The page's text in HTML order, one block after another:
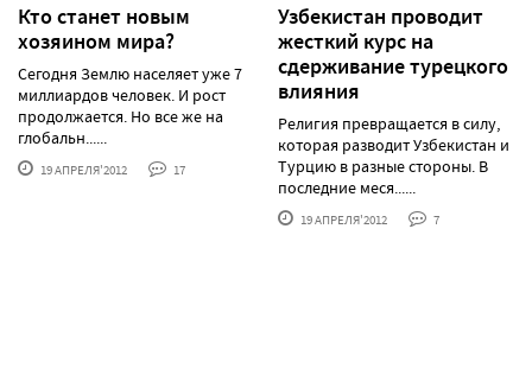
Кто станет новым
хозяином мира?
Сегодня Землю населяет уже 7
миллиардов человек. И рост
продолжается. Но все же на
глобальн......
19 АПРЕЛЯ'2012 17
Узбекистан проводит
жесткий курс на
сдерживание турецкого
влияния
Религия превращается в силу,
которая разводит Узбекистан и
Турцию в разные стороны. В
последние меся......
19 АПРЕЛЯ'2012 7